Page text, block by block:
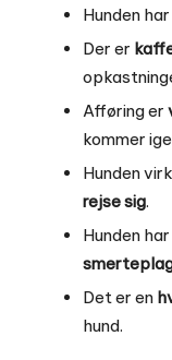
Hunden har
Der er
Afføring er
kommer
Hunden
rejse sig.
Hunden har
Det er en
hund.